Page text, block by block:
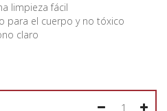
limpieza fácil
para el cuerpo y no tóxico
claro